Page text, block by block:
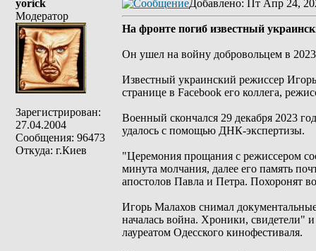
yorick
Модератор
Зарегистрирован:
27.04.2004
Сообщения: 96473
Откуда: г.Киев
Добавлено: Пт Апр 24,
На фронте погиб известный
Он ушел на войну добровольцем в 2023
Известный украинский режиссер
странице в Facebook его коллега,
Военный скончался 29 декабря 2023
удалось с помощью ДНК-экспертизы.
"Церемония прощания с режиссером
минута молчания, далее его память
апостолов Павла и Петра. Похоронят
Игорь Малахов снимал
началась война. Хроники, свидетели"
лауреатом Одесского кинофестиваля.